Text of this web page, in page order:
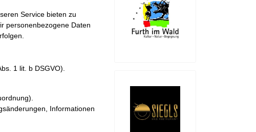
Service bieten zu
personenbezogene Daten
1 lit. b DSGVO).
Informationen